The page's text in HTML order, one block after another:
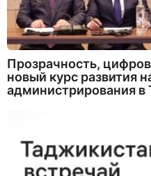
Прозрачность,
новый курс развития
администрирования в